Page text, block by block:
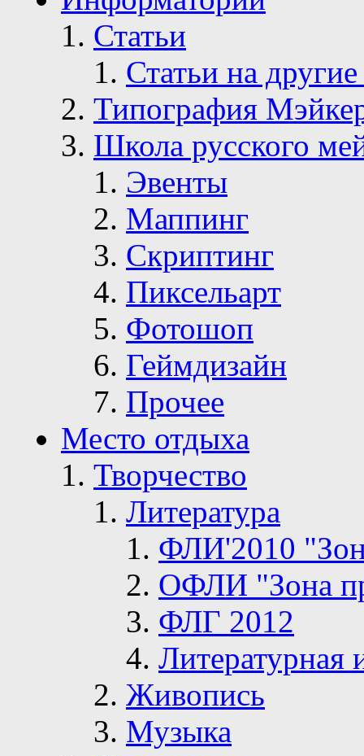
Статьи
Статьи на
Типография
Школа русского
Эвенты
Маппинг
Скриптинг
Пиксельарт
Фотошоп
Геймдизайн
Прочее
Место отдыха
Творчество
Литература
ФЛИ'2010
ОФЛИ "Зона
ФЛГ 2012
Живопись
Музыка